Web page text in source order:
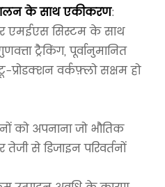
के साथ एकीकरण:
सिस्टम के साथ
ट्रैकिंग, पूर्वानुमानित
वर्कफ़्लो सक्षम हो
को अपनाना जो भौतिक
से डिजाइन परिवर्तनों